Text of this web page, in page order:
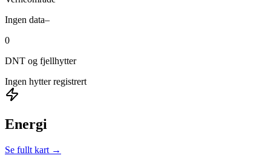
Ingen data–
0
DNT og fjellhytter
Ingen hytter registrert
Energi
Se fullt kart →